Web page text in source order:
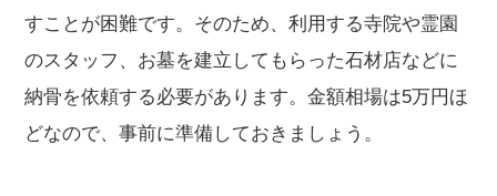
すことが困難です。そのため、利用する寺院や霊園
のスタッフ、お墓を建立してもらった石材店などに
納骨を依頼する必要があります。金額相場は5万円ほ
どなので、事前に準備しておきましょう。